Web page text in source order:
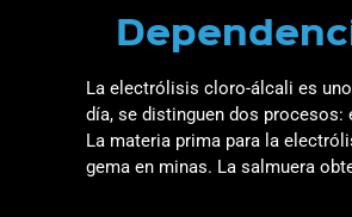
La electrólisis cloro-álcali es
día, se distinguen dos procesos:
La materia prima para la
gema en minas. La salmuera